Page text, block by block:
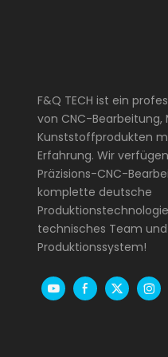
F&Q TECH ist ein
von CNC-
Kunststoffprodukten
Erfahrung. Wir
Präzisions-CNC-
komplette deutsche
technisches Team
Produktionssystem!